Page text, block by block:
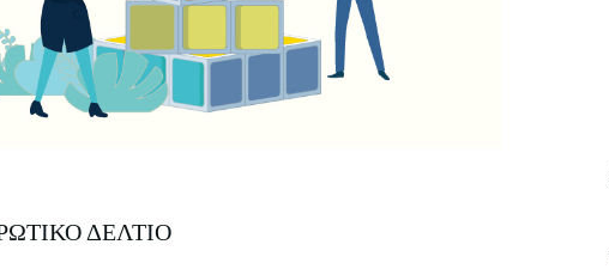
ΔΕΛΤΙΟ